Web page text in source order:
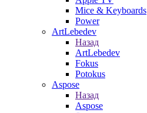
Mice & Keyboards
Power
ArtLebedev
Назад
ArtLebedev
Fokus
Potokus
Aspose
Назад
Aspose